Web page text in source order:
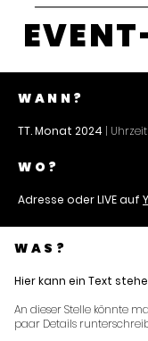
WANN?
TT. Monat 2024 | Uhrzeit
WO?
Adresse oder LIVE auf
WAS?
Hier kann ein Text
An dieser Stelle könnte
paar Details